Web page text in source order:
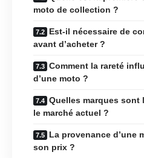
moto de collection ?
Est-il nécessaire de
avant d’acheter ?
Comment la rareté
d’une moto ?
Quelles marques sont
le marché actuel ?
La provenance d’une
son prix ?